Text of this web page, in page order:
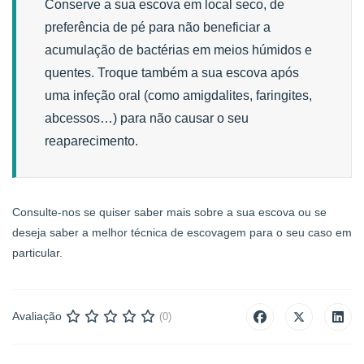
Conserve a sua escova em local seco, de
preferência de pé para não beneficiar a
acumulação de bactérias em meios húmidos e
quentes. Troque também a sua escova após
uma infeção oral (como amigdalites, faringites,
abcessos…) para não causar o seu
reaparecimento.
Consulte-nos se quiser saber mais sobre a sua escova ou se
deseja saber a melhor técnica de escovagem para o seu caso em
particular.
Avaliação (0)